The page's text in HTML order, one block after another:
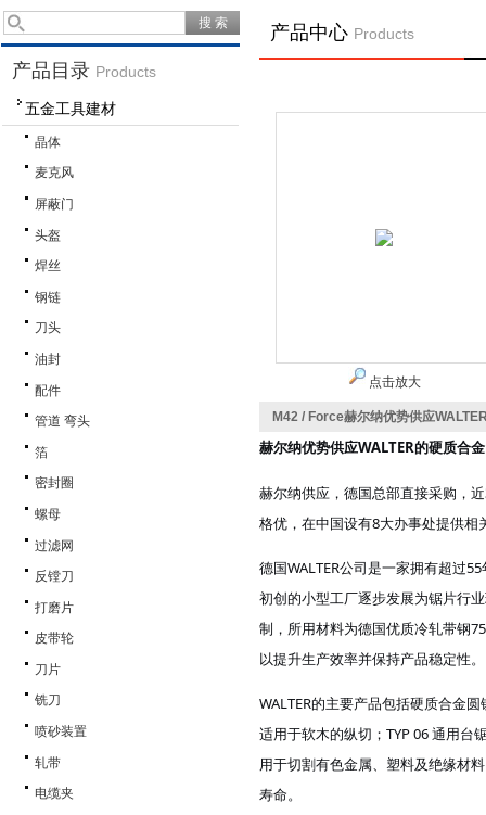
产品目录 Products
五金工具建材
晶体
麦克风
屏蔽门
头盔
焊丝
钢链
刀头
油封
配件
管道 弯头
箔
密封圈
螺母
过滤网
反镗刀
打磨片
皮带轮
刀片
铣刀
喷砂装置
轧带
电缆夹
产品中心 Products
点击放大
M42 / Force赫尔纳优势供应
赫尔纳优势供应WALTER的硬质合
赫尔纳供应，德国总部直接采购，近
格优，在中国设有8大办事处提供相
德国WALTER公司是一家拥有超过
初创的小型工厂逐步发展为锯片行
制，所用材料为德国优质冷轧带钢
以提升生产效率并保持产品稳定性。
WALTER的主要产品包括硬质合金
适用于软木的纵切；TYP 06 通用台
用于切割有色金属、塑料及绝缘材
寿命。